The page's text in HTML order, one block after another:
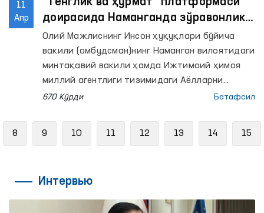
11
Апр
"Тенглик ва ҳурмат" платформаси
доирасида Наманганда зўравонлик
қилган агрессорлар билан
индивидуал ишланади
Олий Мажлиснинг Инсон ҳуқуқлари бўйича
вакили (омбудсман)нинг Наманган вилоятидаги
минтақавий вакили ҳамда Ижтимоий ҳимоя
миллий агентлиги тизимидаги Аёлларни
реабилитация қилиш ва мослаштириш
янада кучайтиришга қаратилган.
670 Кўрди Батафсил
8 9 10 11 12 13 14 15
Интервью